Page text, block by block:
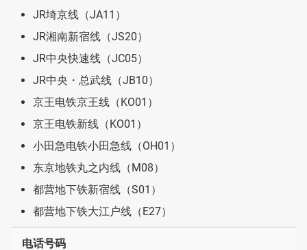
JR埼京线（JA11）
JR湘南新宿线（JS20）
JR中央快速线（JC05）
JR中央・总武线（JB10）
京王电铁京王线（KO01）
京王电铁新线（KO01）
小田急电铁小田急线（OH01）
东京地铁丸之内线（M08）
都营地下铁新宿线（S01）
都营地下铁大江户线（E27）
电话号码